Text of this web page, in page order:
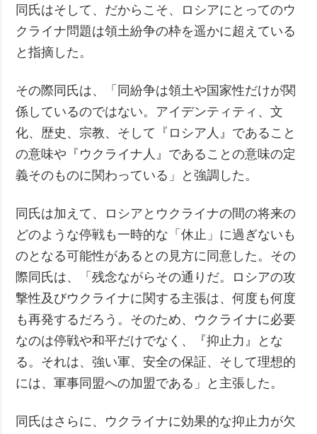
同氏はそして、だからこそ、ロシアにとってのウ
クライナ問題は領土紛争の枠を遥かに超えている
と指摘した。
その際同氏は、「同紛争は領土や国家性だけが関
係しているのではない。アイデンティティ、文
化、歴史、宗教、そして『ロシア人』であること
の意味や『ウクライナ人』であることの意味の定
義そのものに関わっている」と強調した。
同氏は加えて、ロシアとウクライナの間の将来の
どのような停戦も一時的な「休止」に過ぎないも
のとなる可能性があるとの見方に同意した。その
際同氏は、「残念ながらその通りだ。ロシアの攻
撃性及びウクライナに関する主張は、何度も何度
も再発するだろう。そのため、ウクライナに必要
なのは停戦や和平だけでなく、『抑止力』とな
る。それは、強い軍、安全の保証、そして理想的
には、軍事同盟への加盟である」と主張した。
同氏はさらに、ウクライナに効果的な抑止力が欠